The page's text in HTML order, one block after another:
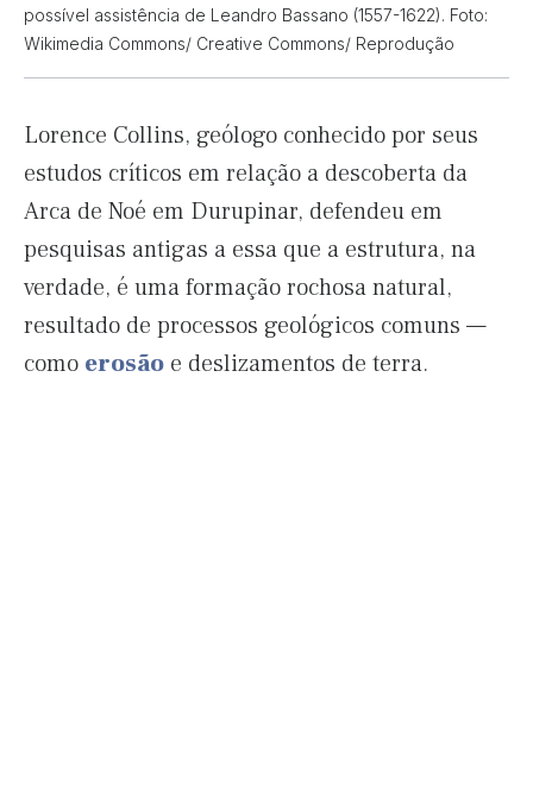
possível assistência de Leandro Bassano (1557-1622). Foto:
Wikimedia Commons/ Creative Commons/ Reprodução
Lorence Collins, geólogo conhecido por seus
estudos críticos em relação a descoberta da
Arca de Noé em Durupinar, defendeu em
pesquisas antigas a essa que a estrutura, na
verdade, é uma formação rochosa natural,
resultado de processos geológicos comuns —
como erosão e deslizamentos de terra.